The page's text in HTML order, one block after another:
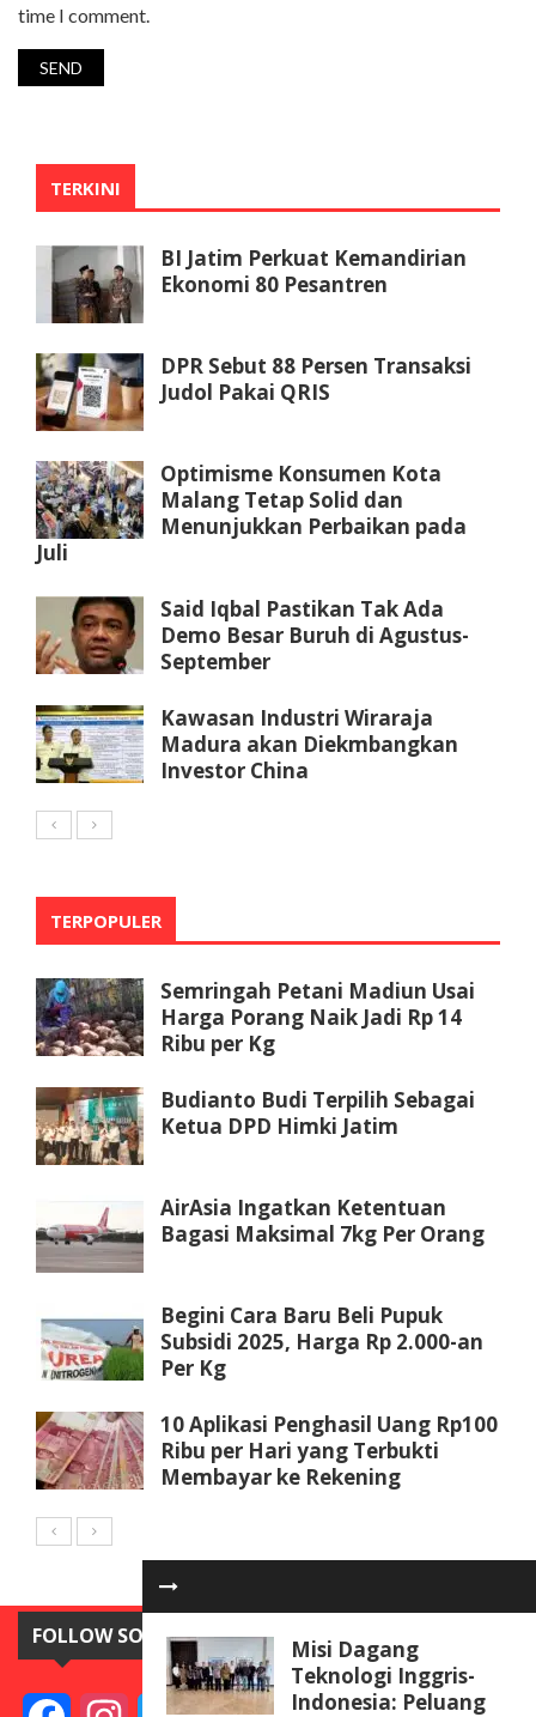
time I comment.
Misi Dagang
Teknologi Inggris-
Indonesia: Peluang
TERKINI
BI Jatim Perkuat Kemandirian
Ekonomi 80 Pesantren
DPR Sebut 88 Persen Transaksi
Judol Pakai QRIS
Optimisme Konsumen Kota
Malang Tetap Solid dan
Menunjukkan Perbaikan pada
Juli
Said Iqbal Pastikan Tak Ada
Demo Besar Buruh di Agustus-
September
Kawasan Industri Wiraraja
Madura akan Diekmbangkan
Investor China
TERPOPULER
Semringah Petani Madiun Usai
Harga Porang Naik Jadi Rp 14
Ribu per Kg
Budianto Budi Terpilih Sebagai
Ketua DPD Himki Jatim
AirAsia Ingatkan Ketentuan
Bagasi Maksimal 7kg Per Orang
Begini Cara Baru Beli Pupuk
Subsidi 2025, Harga Rp 2.000-an
Per Kg
10 Aplikasi Penghasil Uang Rp100
Ribu per Hari yang Terbukti
Membayar ke Rekening
FOLLOW SOSIAL MEDIA